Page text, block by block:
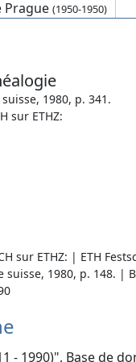
Prague (1950-1950)
1980, p. 341.
sur ETHZ:
sur ETHZ: | ETH
1980, p. 148. |
- 1990)", Base de